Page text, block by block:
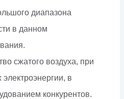
диапазона
в данном
сжатого воздуха, при
в
конкурентов.